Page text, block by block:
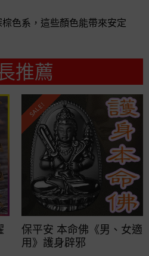
色系，這些顏色能帶來安定
推薦
SALE!
保平安 本命佛《男、女適
用》護身辟邪